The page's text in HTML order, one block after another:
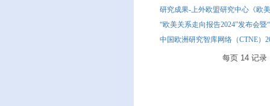
研究成果-上外欧盟研究中心《欧
“欧美关系走向报告2024”发布会
中国欧洲研究智库网络（CTNE
每页 14 记录